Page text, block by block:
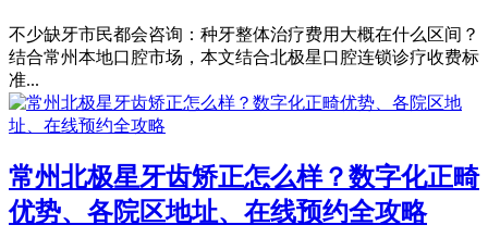
不少缺牙市民都会咨询：种牙整体治疗费用大概在什么区间？
结合常州本地口腔市场，本文结合北极星口腔连锁诊疗收费标
准...
常州北极星牙齿矫正怎么样？数字化正畸
优势、各院区地址、在线预约全攻略